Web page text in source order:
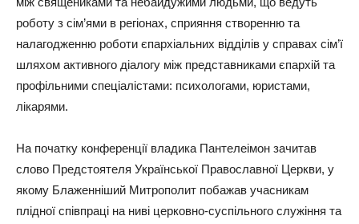
роботу з сім’ями в регіонах, сприяння створенню та
налагодженню роботи єпархіальних відділів у справах сім’ї
шляхом активного діалогу між представниками єпархій та
профільними спеціалістами: психологами, юристами,
лікарями.
На початку конференції владика Пантелеімон зачитав
слово Предстоятеля Української Православної Церкви, у
якому Блаженніший Митрополит побажав учасникам
плідної співпраці на ниві церковно-суспільного служіння та